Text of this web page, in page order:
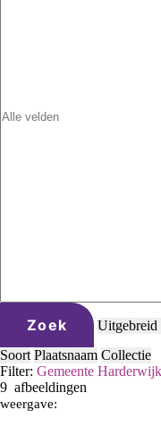
Zoek
Uitgebreid
Soort Plaatsnaam Collectie
Filter: Gemeente Harderwijk
9 afbeeldingen
weergave: